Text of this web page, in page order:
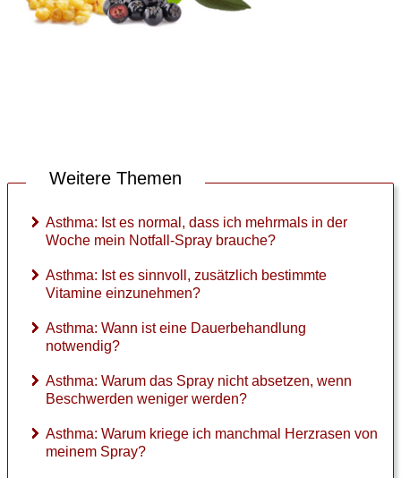
Weitere Themen
Asthma: Ist es normal, dass ich mehrmals in der
Woche mein Notfall-Spray brauche?
Asthma: Ist es sinnvoll, zusätzlich bestimmte
Vitamine einzunehmen?
Asthma: Wann ist eine Dauerbehandlung
notwendig?
Asthma: Warum das Spray nicht absetzen, wenn
Beschwerden weniger werden?
Asthma: Warum kriege ich manchmal Herzrasen von
meinem Spray?